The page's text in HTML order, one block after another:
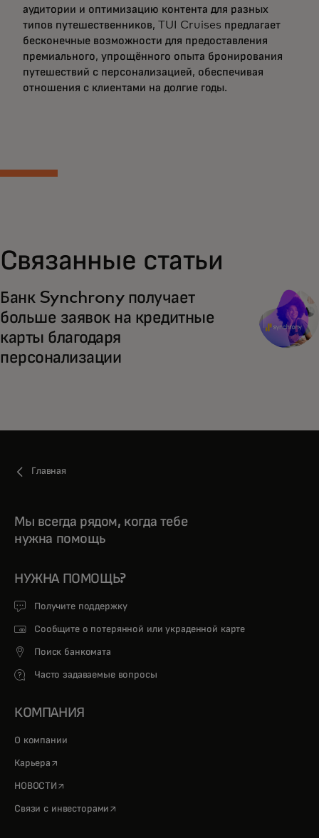
аудитории и оптимизацию контента для разных
типов путешественников, TUI Cruises предлагает
бесконечные возможности для предоставления
премиального, упрощённого опыта бронирования
путешествий с персонализацией, обеспечивая
отношения с клиентами на долгие годы.
Связанные статьи
Банк Synchrony получает
больше заявок на кредитные
карты благодаря
персонализации
Главная
Мы всегда рядом, когда тебе
нужна помощь
НУЖНА ПОМОЩЬ?
Получите поддержку
Сообщите о потерянной или украденной карте
Поиск банкомата
Часто задаваемые вопросы
КОМПАНИЯ
О компании
Карьера opens in a new tab
НОВОСТИ opens in a new tab
Связи с инвесторами opens in a new tab